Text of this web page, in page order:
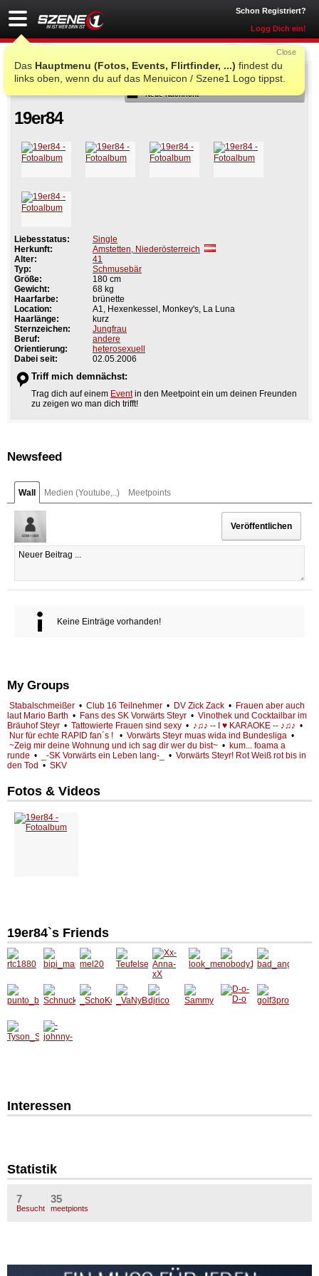
Schon Registriert?
Logg Dich ein!
Das Hauptmenu (Fotos, Events, Flirtfinder, ...) findest du
links oben, wenn du auf das Menuicon / Szene1 Logo tippst.
Close
Als Freund
Neue Nachricht
19er84
Liebesstatus:
Single
Herkunft:
Amstetten, Niederösterreich
Alter:
41
Typ:
Schmusebär
Größe:
180 cm
Gewicht:
68 kg
Haarfarbe:
brünette
Location:
A1, Hexenkessel, Monkey's, La Luna
Haarlänge:
kurz
Sternzeichen:
Jungfrau
Beruf:
andere
Orientierung:
heterosexuell
Dabei seit:
02.05.2006
Triff mich demnächst:
Trag dich auf einem Eventin den Meetpoint ein um deinen Freunden
zu zeigen wo man dich trifft!
Newsfeed
Wall Medien (Youtube,..) Meetpoints
Keine Einträge vorhanden!
My Groups
Stabalschmeißer • Club 16 Teilnehmer • DV Zick Zack • Frauen aber auch
laut Mario Barth • Fans des SK Vorwärts Steyr • Vinothek und Cocktailbar im
Bräuhof Steyr • Tattowierte Frauen sind sexy • ♪♫♪ -- I ♥ KARAOKE -- ♪♫♪ •
Nur für echte RAPID fan´s !
• Vorwärts Steyr muas wida ind Bundesliga •
~Zeig mir deine Wohnung und ich sag dir wer du bist~ • kum... foama a
runde • _-SK Vorwärts ein Leben lang-_ • Vorwärts Steyr! Rot Weiß rot bis in
den Tod • SKV
Fotos & Videos
19er84`s Friends
Interessen
Statistik
7
Besucht
35
meetpionts